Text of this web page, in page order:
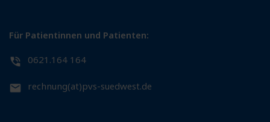
Für Patientinnen und Patienten:
0621.164 164
rechnung(at)pvs-suedwest.de